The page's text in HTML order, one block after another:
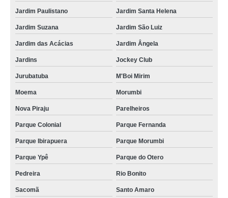
Jardim Paulistano Jardim Santa Helena
Jardim Suzana Jardim São Luiz
Jardim das Acácias Jardim Ângela
Jardins Jockey Club
Jurubatuba M'Boi Mirim
Moema Morumbi
Nova Piraju Parelheiros
Parque Colonial Parque Fernanda
Parque Ibirapuera Parque Morumbi
Parque Ypê Parque do Otero
Pedreira Rio Bonito
Sacomã Santo Amaro